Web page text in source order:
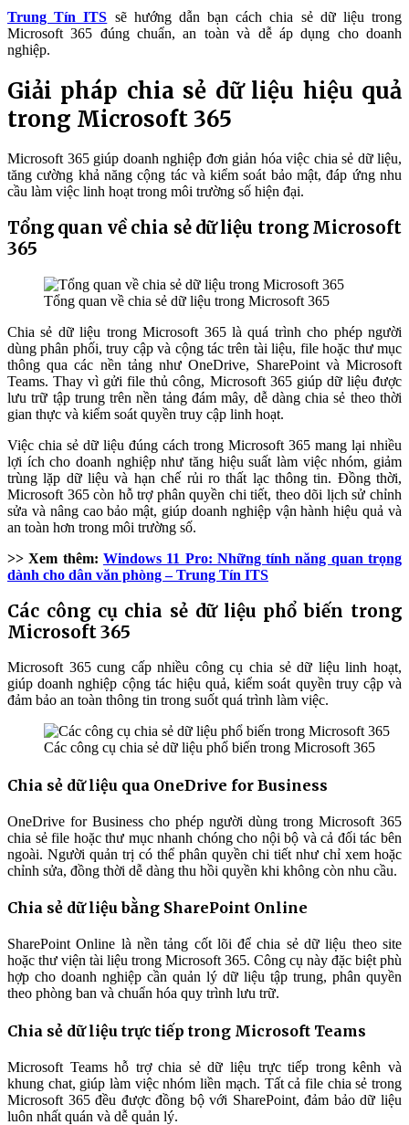
Trung Tín ITS sẽ hướng dẫn bạn cách chia sẻ dữ liệu trong
Microsoft 365 đúng chuẩn, an toàn và dễ áp dụng cho doanh
nghiệp.
Giải pháp chia sẻ dữ liệu hiệu quả
trong Microsoft 365
Microsoft 365 giúp doanh nghiệp đơn giản hóa việc chia sẻ dữ liệu,
tăng cường khả năng cộng tác và kiểm soát bảo mật, đáp ứng nhu
cầu làm việc linh hoạt trong môi trường số hiện đại.
Tổng quan về chia sẻ dữ liệu trong Microsoft
365
Tổng quan về chia sẻ dữ liệu trong Microsoft 365
Chia sẻ dữ liệu trong Microsoft 365 là quá trình cho phép người
dùng phân phối, truy cập và cộng tác trên tài liệu, file hoặc thư mục
thông qua các nền tảng như OneDrive, SharePoint và Microsoft
Teams. Thay vì gửi file thủ công, Microsoft 365 giúp dữ liệu được
lưu trữ tập trung trên nền tảng đám mây, dễ dàng chia sẻ theo thời
gian thực và kiểm soát quyền truy cập linh hoạt.
Việc chia sẻ dữ liệu đúng cách trong Microsoft 365 mang lại nhiều
lợi ích cho doanh nghiệp như tăng hiệu suất làm việc nhóm, giảm
trùng lặp dữ liệu và hạn chế rủi ro thất lạc thông tin. Đồng thời,
Microsoft 365 còn hỗ trợ phân quyền chi tiết, theo dõi lịch sử chỉnh
sửa và nâng cao bảo mật, giúp doanh nghiệp vận hành hiệu quả và
an toàn hơn trong môi trường số.
>> Xem thêm: Windows 11 Pro: Những tính năng quan trọng
dành cho dân văn phòng – Trung Tín ITS
Các công cụ chia sẻ dữ liệu phổ biến trong
Microsoft 365
Microsoft 365 cung cấp nhiều công cụ chia sẻ dữ liệu linh hoạt,
giúp doanh nghiệp cộng tác hiệu quả, kiểm soát quyền truy cập và
đảm bảo an toàn thông tin trong suốt quá trình làm việc.
Các công cụ chia sẻ dữ liệu phổ biến trong Microsoft 365
Chia sẻ dữ liệu qua OneDrive for Business
OneDrive for Business cho phép người dùng trong Microsoft 365
chia sẻ file hoặc thư mục nhanh chóng cho nội bộ và cả đối tác bên
ngoài. Người quản trị có thể phân quyền chi tiết như chỉ xem hoặc
chỉnh sửa, đồng thời dễ dàng thu hồi quyền khi không còn nhu cầu.
Chia sẻ dữ liệu bằng SharePoint Online
SharePoint Online là nền tảng cốt lõi để chia sẻ dữ liệu theo site
hoặc thư viện tài liệu trong Microsoft 365. Công cụ này đặc biệt phù
hợp cho doanh nghiệp cần quản lý dữ liệu tập trung, phân quyền
theo phòng ban và chuẩn hóa quy trình lưu trữ.
Chia sẻ dữ liệu trực tiếp trong Microsoft Teams
Microsoft Teams hỗ trợ chia sẻ dữ liệu trực tiếp trong kênh và
khung chat, giúp làm việc nhóm liền mạch. Tất cả file chia sẻ trong
Microsoft 365 đều được đồng bộ với SharePoint, đảm bảo dữ liệu
luôn nhất quán và dễ quản lý.